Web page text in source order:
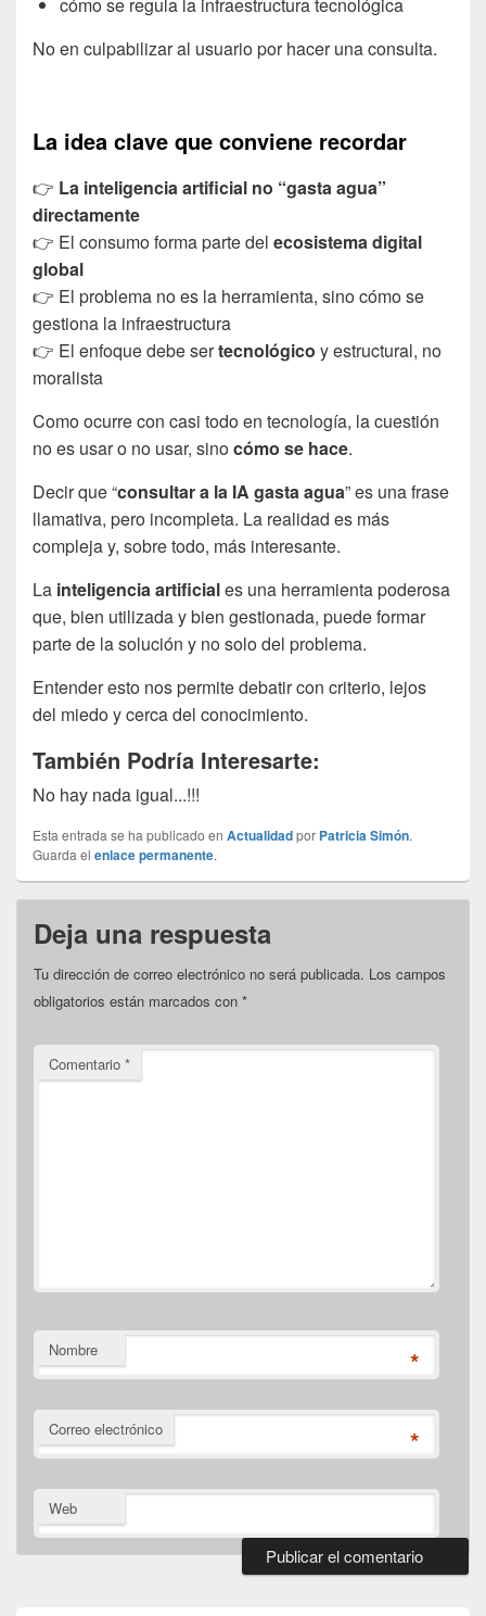
No en culpabilizar al usuario por hacer una consulta.
La idea clave que conviene recordar
👉 La inteligencia artificial no “gasta agua”
directamente
👉 El consumo forma parte del ecosistema digital
global
👉 El problema no es la herramienta, sino cómo se
gestiona la infraestructura
👉 El enfoque debe sertecnológico y estructural, no
moralista
Como ocurre con casi todo en tecnología, la cuestión
no es usar o no usar, sinocómo se hace.
Decir que “consultar a la IA gasta agua” es una frase
llamativa, pero incompleta. La realidad es más
compleja y, sobre todo, más interesante.
La inteligencia artificiales una herramienta poderosa
que, bien utilizada y bien gestionada, puede formar
parte de la solución y no solo del problema.
Entender esto nos permite debatir con criterio, lejos
del miedo y cerca del conocimiento.
También Podría Interesarte:
No hay nada igual...!!!
Esta entrada se ha publicado en Actualidadpor Patricia Simón.
Guarda el enlace permanente.
Deja una respuesta
Tu dirección de correo electrónico no será publicada. Los campos
obligatorios están marcados con *
Comentario *
Nombre *
Correo electrónico *
Web